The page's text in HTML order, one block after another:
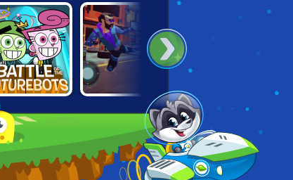
FAIRLY ODD
FIGHT
OF THE
CYBER RAGE
RETRIBUTION
TEEN TITANS
JUMP JOUSTS